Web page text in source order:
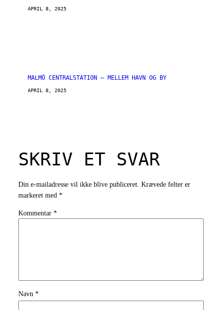
APRIL 8, 2025
MALMÖ CENTRALSTATION – MELLEM HAVN OG BY
APRIL 8, 2025
SKRIV ET SVAR
Din e-mailadresse vil ikke blive publiceret. Krævede felter er
markeret med *
Kommentar *
Navn *